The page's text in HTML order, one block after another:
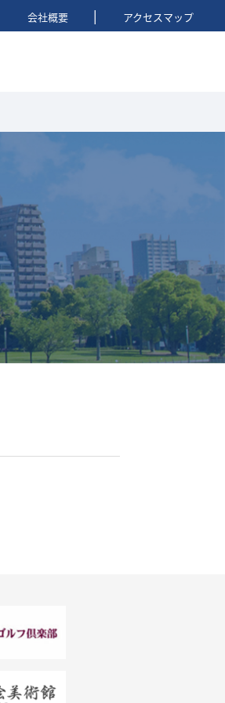
会社概要 | アクセスマップ